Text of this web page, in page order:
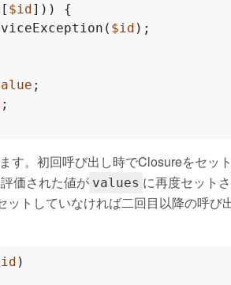
[ $id]))
{
( $id );
;
;
す。初回呼び出し時でClosureをセッ
価された値が values に再度セット
トしていなければ二回目以降の呼び
)